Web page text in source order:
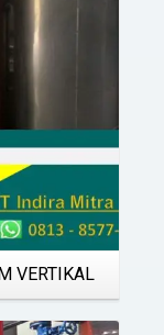
VERTIKAL